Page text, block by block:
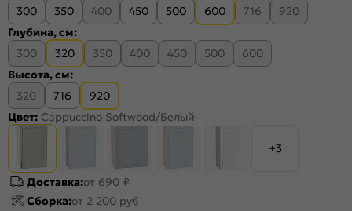
300
350 400 450 500 600 716
920
Глубина, см:
300
320 350 400 450 500
600
Высота, см:
320
716
920
Цвет: Cappuccino Softwood/Белый
+3
Доставка:от 690 ₽
Сборка:от 2 200 руб